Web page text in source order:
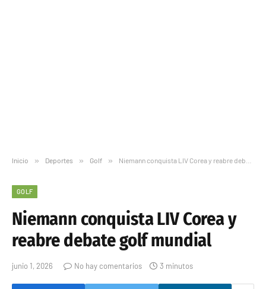
Inicio » Deportes » Golf » Niemann conquista LIV Corea y reabre debate golf mundial
GOLF
Niemann conquista LIV Corea y
reabre debate golf mundial
junio 1, 2026 No hay comentarios 3 minutos